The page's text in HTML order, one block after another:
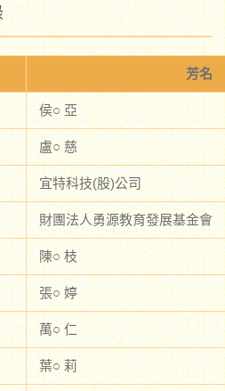
芳名
侯○ 亞
盧○ 慈
宜特科技(股)公司
財團法人勇源教育發展基金會
陳○ 枝
張○ 婷
萬○ 仁
葉○ 莉